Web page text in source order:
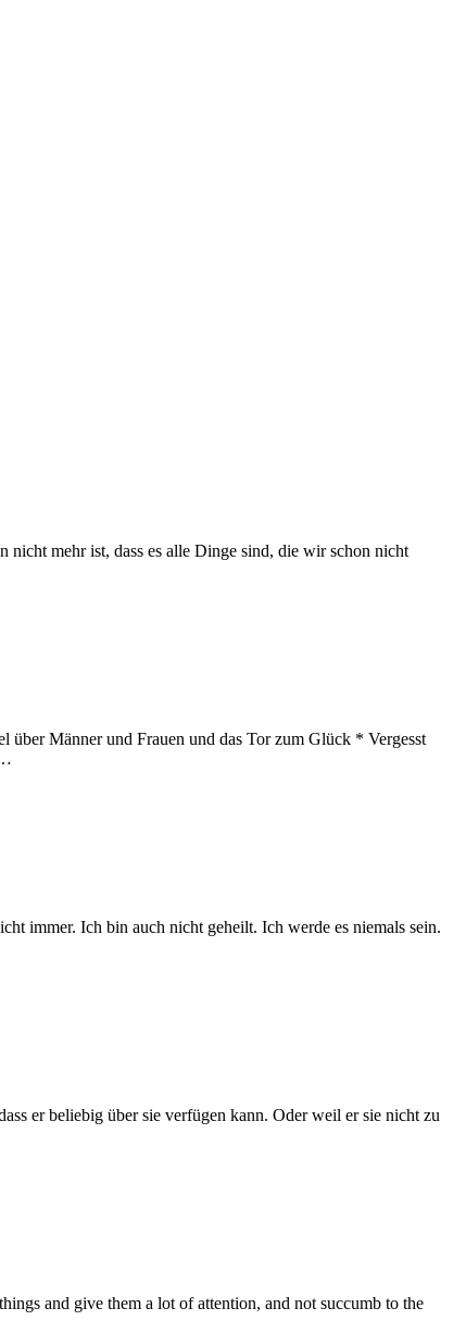
nicht mehr ist, dass es alle Dinge sind, die wir schon nicht
über Männer und Frauen und das Tor zum Glück * Vergesst
immer. Ich bin auch nicht geheilt. Ich werde es niemals sein.
er beliebig über sie verfügen kann. Oder weil er sie nicht zu
and give them a lot of attention, and not succumb to the